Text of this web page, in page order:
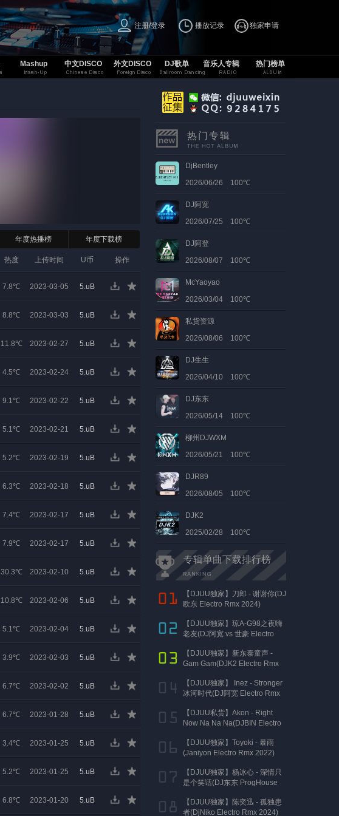
注册/登录 播放记录 独家申请
Mashup 中文DISCO 外文DISCO DJ歌单 音乐人专辑 热门榜单
年度热播榜 年度下载榜
热度 上传时间 U币 操作
7.8℃ 2023-03-05 5.uB
8.8℃ 2023-03-03 5.uB
11.8℃ 2023-02-27 5.uB
4.5℃ 2023-02-24 5.uB
9.1℃ 2023-02-22 5.uB
5.1℃ 2023-02-21 5.uB
5.2℃ 2023-02-19 5.uB
6.3℃ 2023-02-18 5.uB
7.4℃ 2023-02-17 5.uB
7.9℃ 2023-02-17 5.uB
30.3℃ 2023-02-10 5.uB
10.8℃ 2023-02-06 5.uB
5.1℃ 2023-02-04 5.uB
3.9℃ 2023-02-03 5.uB
6.7℃ 2023-02-02 5.uB
6.7℃ 2023-01-28 5.uB
3.4℃ 2023-01-25 5.uB
5.2℃ 2023-01-25 5.uB
6.8℃ 2023-01-20 5.uB
热门专辑
DjBentley
2026/06/26 100℃
DJ阿宽
2026/07/25 100℃
DJ阿登
2026/08/07 100℃
McYaoyao
2026/03/04 100℃
私货资源
2026/08/06 100℃
DJ生生
2026/04/10 100℃
DJ东东
2026/05/14 100℃
柳州DJWXM
2026/05/21 100℃
DJR89
2026/08/05 100℃
DJK2
2025/02/28 100℃
专辑单曲下载排行榜
【DJUU独家】刀郎 - 谢谢你(DJ
欧东 Electro Rmx 2024)
【DJUU独家】琼A-G98之夜嗨
老友(DJ阿宽 vs 世豪 Electro
【DJUU独家】新东泰童声 -
Gam Gam(DJK2 Electro Rmx
【DJUU独家】 Inez - Stronger
冰河时代(DJ阿宽 Electro Rmx
【DJUU私货】Akon - Right
Now Na Na Na(DJBIN Electro
【DJUU独家】Toyoki - 暴雨
(Janiyon Electro Rmx 2022)
【DJUU独家】杨冰心 - 深情只
是个笑话(DJ东东 ProgHouse
【DJUU独家】陈奕迅 - 孤独患
者(DjNiko Electro Rmx 2024)